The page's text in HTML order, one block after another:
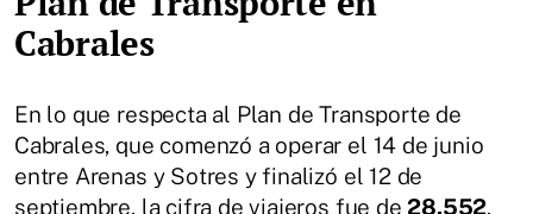
Cabrales
En lo que respecta al Plan de Transporte de
Cabrales, que comenzó a operar el 14 de junio
entre Arenas y Sotres y finalizó el 12 de
septiembre, la cifra de viajeros fue de28.552.